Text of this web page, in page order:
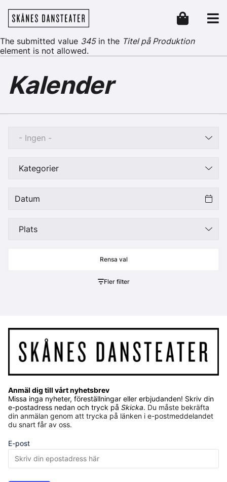
Skånes Dansteater
Header
Felmeddelande
The submitted value 345in the Titel på Produktion
element is not allowed.
Kalender
- Ingen -
Kategorier
Plats
Fler filter
Anmäl dig till vårt nyhetsbrev
Missa inga nyheter, föreställningar eller erbjudanden! Skriv din
e-postadress nedan och tryck på Skicka. Du måste bekräfta
din anmälan genom att trycka på länken i e-postmeddelandet
du snart får av oss.
E-post